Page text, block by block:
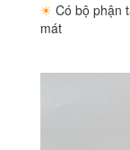
☀ Có bộ phận
mát